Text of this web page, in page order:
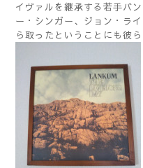
イヴァルを継承する若手バ
ー・シンガー、ジョン・ラ
ら取ったということにも彼